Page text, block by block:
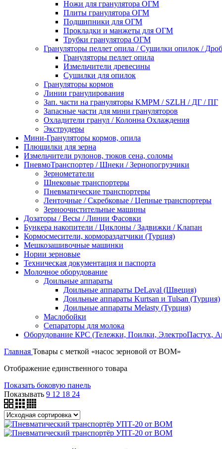
Ножи для гранулятора ОГМ
Плиты гранулятора ОГМ
Подшипники для ОГМ
Прокладки и манжеты для ОГМ
Трубки гранулятора ОГМ
Грануляторы пеллет опила / Сушилки опилок /
Грануляторы пеллет опила
Измельчители древесины
Сушилки для опилок
Грануляторы кормов
Линии гранулирования
Зап. части на грануляторы KMPM / SZLH / ДГ / ПГ
Запасные части для мини грануляторов
Охладители гранул / Колонна Охлаждения
Экструдеры
Мини-Грануляторы кормов, опила
Плющилки для зерна
Измельчители рулонов, тюков сена, соломы
ПневмоТранспортер / Шнеки / Зернопогрузчики
Зернометатели
Шнековые транспортеры
Пневматические транспортеры
Ленточные / Скребковые / Цепные транспортеры
Зерноочистительные машины
Дозаторы / Весы / Линии Фасовки
Бункера накопители / Циклоны / Задвижки / Клапан
Кормосмесители, кормораздатчики (Турция)
Мешкозашивочные машинки
Нории зерновые
Техническая документация и паспорта
Молочное оборудование
Доильные аппараты
Доильные аппараты DeLaval (Швеция)
Доильные аппараты Kurtsan и Tulsan (Турция)
Доильные аппараты Melasty (Турция)
Маслобойки
Сепараторы для молока
Оборудование КРС (Тележки, Поилки, ЭлектроПастух,
Главная Товары с меткой «насос зерновой от ВОМ»
Отображение единственного товара
Показать боковую панель
Показывать 9 12 18 24